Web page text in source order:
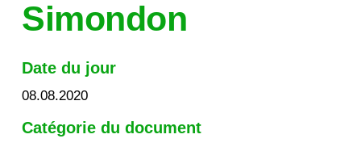
Simondon
Date du jour
08.08.2020
Catégorie du document